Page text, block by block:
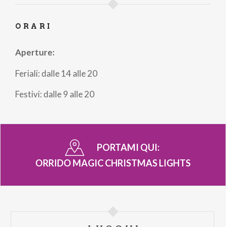
ORARI
Aperture:
Feriali: dalle 14 alle 20
Festivi: dalle 9 alle 20
PORTAMI QUI:
ORRIDO MAGIC CHRISTMAS LIGHTS